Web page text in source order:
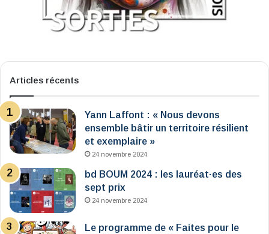
Articles récents
Yann Laffont : « Nous devons
ensemble bâtir un territoire résilient
et exemplaire »
24 novembre 2024
bd BOUM 2024 : les lauréat·es des
sept prix
24 novembre 2024
Le programme de « Faites pour le